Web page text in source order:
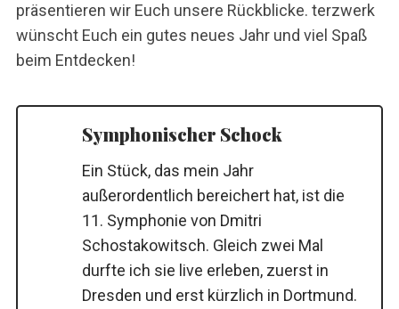
präsentieren wir Euch unsere Rückblicke. terzwerk
wünscht Euch ein gutes neues Jahr und viel Spaß
beim Entdecken!
Symphonischer Schock
Ein Stück, das mein Jahr
außerordentlich bereichert hat, ist die
11. Symphonie von Dmitri
Schostakowitsch. Gleich zwei Mal
durfte ich sie live erleben, zuerst in
Dresden und erst kürzlich in Dortmund.